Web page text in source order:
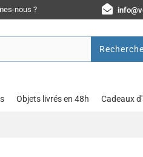
nous ?
Objets livrés en 48h Cadeaux